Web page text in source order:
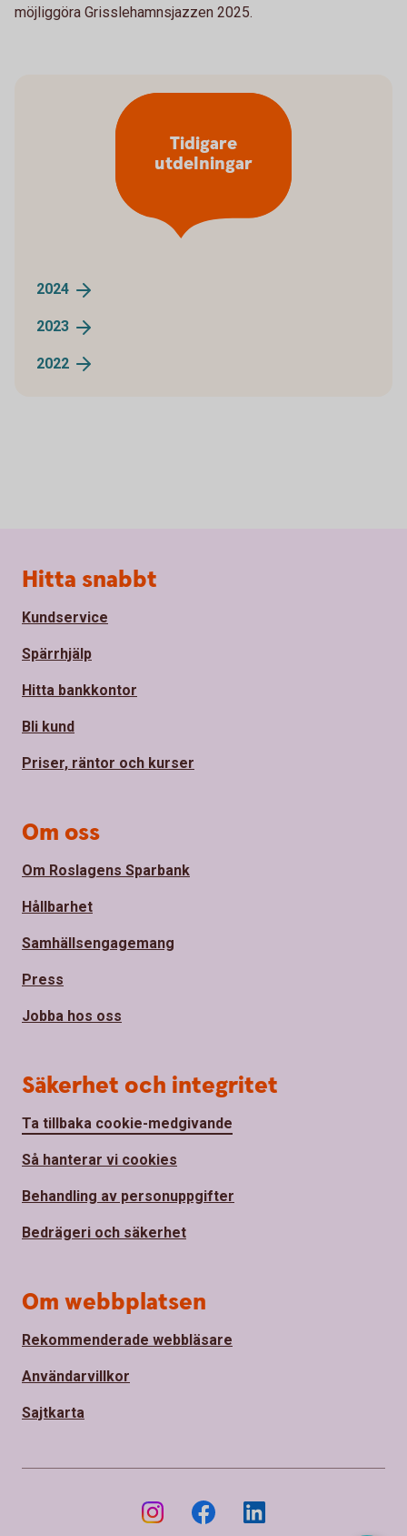
möjliggöra Grisslehamnsjazzen 2025.
Tidigare
utdelningar
2024
2023
2022
Sidfot
Hitta snabbt
Kundservice
Spärrhjälp
Hitta bankkontor
Bli kund
Priser, räntor och kurser
Om oss
Om Roslagens Sparbank
Hållbarhet
Samhällsengagemang
Press
Jobba hos oss
Säkerhet och integritet
Ta tillbaka cookie-medgivande
Så hanterar vi cookies
Behandling av personuppgifter
Bedrägeri och säkerhet
Om webbplatsen
Rekommenderade webbläsare
Användarvillkor
Sajtkarta